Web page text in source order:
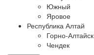
Южный
Яровое
Республика Алтай
Горно-Алтайск
Чендек